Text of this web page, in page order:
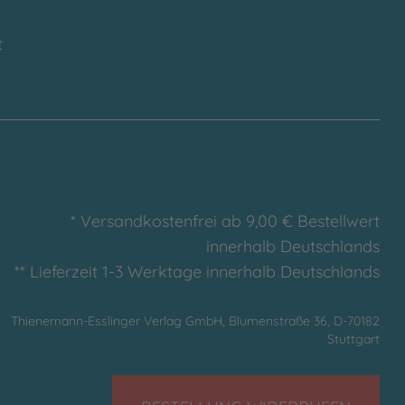
* Versandkostenfrei ab 9,00 € Bestellwert
innerhalb Deutschlands
** Lieferzeit 1-3 Werktage innerhalb Deutschlands
Thienemann-Esslinger Verlag GmbH, Blumenstraße 36, D-70182
Stuttgart